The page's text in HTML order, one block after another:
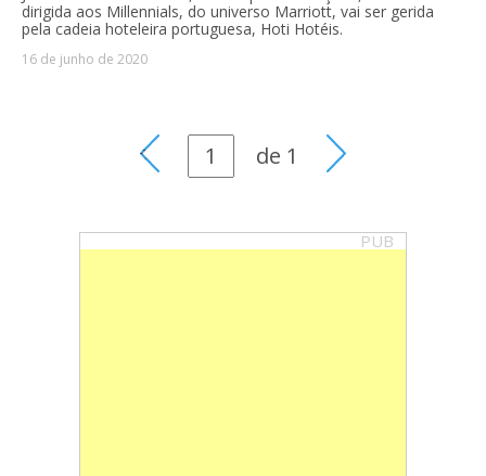
dirigida aos Millennials, do universo Marriott, vai ser gerida
pela cadeia hoteleira portuguesa, Hoti Hotéis.
16 de junho de 2020
de 1
PUB